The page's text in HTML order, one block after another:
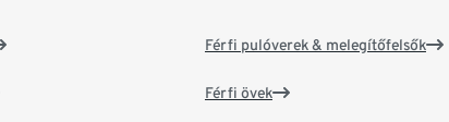
Férfi pulóverek & melegítőfelsők
Férfi övek